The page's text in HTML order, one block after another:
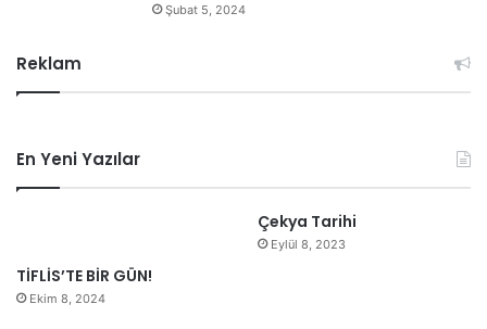
Şubat 5, 2024
Reklam
En Yeni Yazılar
TİFLİS’TE BİR GÜN!
Ekim 8, 2024
Çekya Tarihi
Eylül 8, 2023